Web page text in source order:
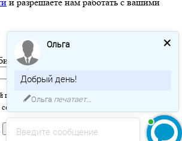
- просто оставьте это поле пустым и вы
ссылкой на активацию.
войти
Введите сообщение
Ольга
Добрый день!
Ольга печатает...